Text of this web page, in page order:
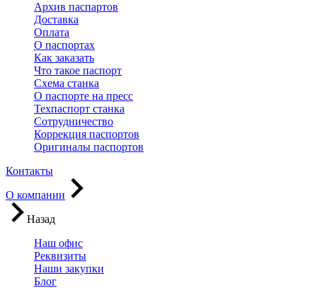
Архив паспартов
Доставка
Оплата
О паспортах
Как заказать
Что такое паспорт
Схема станка
О паспорте на пресс
Техпаспорт станка
Сотрудничество
Коррекция паспортов
Оригиналы паспортов
Контакты
О компании
Назад
Наш офис
Реквизиты
Наши закупки
Блог